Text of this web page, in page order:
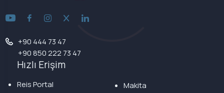
+90 444 73 47
+90 850 222 73 47
Hızlı Erişim
Reis Portal
Makita